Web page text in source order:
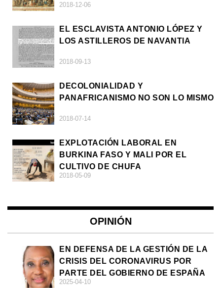
2018-12-06
EL ESCLAVISTA ANTONIO LÓPEZ Y
LOS ASTILLEROS DE NAVANTIA
2018-09-13
DECOLONIALIDAD Y
PANAFRICANISMO NO SON LO MISMO
2018-07-14
EXPLOTACIÓN LABORAL EN
BURKINA FASO Y MALI POR EL
CULTIVO DE CHUFA
2018-05-09
OPINIÓN
EN DEFENSA DE LA GESTIÓN DE LA
CRISIS DEL CORONAVIRUS POR
PARTE DEL GOBIERNO DE ESPAÑA
2025-04-10